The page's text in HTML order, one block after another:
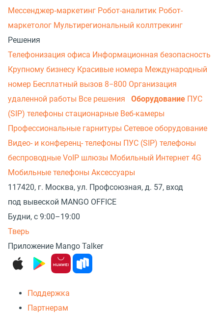
Мессенджер‑маркетинг Робот-аналитик Робот-
маркетолог Мультирегиональный коллтрекинг
Решения
Телефонизация офиса Информационная безопасность
Крупному бизнесу Красивые номера Международный
номер Бесплатный вызов 8−800 Организация
удаленной работы Все решения Оборудование ПУС
(SIP) телефоны стационарные Веб-камеры
Профессиональные гарнитуры Сетевое оборудование
Видео- и конференц- телефоны ПУС (SIP) телефоны
беспроводные VoIP шлюзы Мобильный Интернет 4G
Мобильные телефоны Аксессуары
117420, г. Москва, ул. Профсоюзная, д. 57, вход
под вывеской MANGO OFFICE
Будни, с 9:00–19:00
Тверь
Приложение Mango Talker
Поддержка
Партнерам